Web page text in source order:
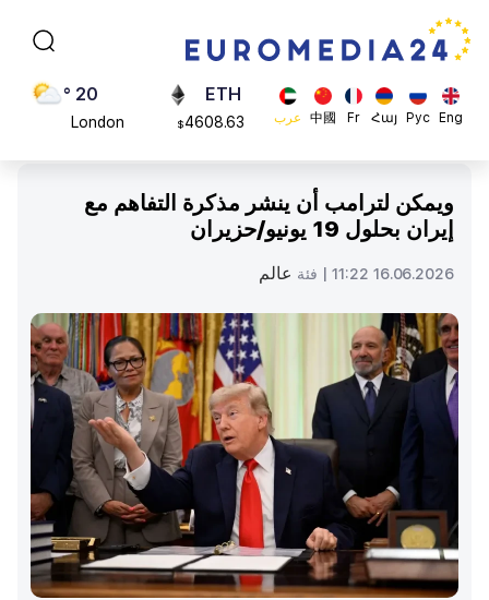
Eng
Рус
Հայ
Fr
中國 عرب
ADA
0.868816
ETH
$4608.63
20 °
London
23 °
23 °
Madrid
ويمكن لترامب أن ينشر مذكرة التفاهم مع
إيران بحلول 19 يونيو/حزيران
16.06.2026 11:22 | فئة عالم